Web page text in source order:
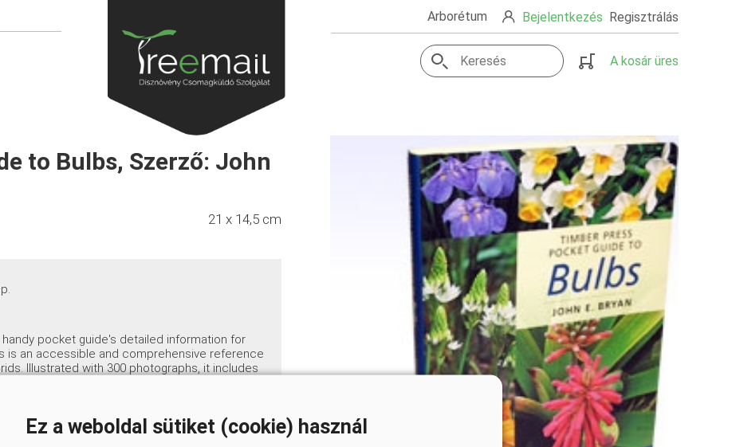
Arborétum Bejelentkezés Regisztrálás
A kosár üres
to Bulbs, Szerző: John
21 x 14,5 cm
pocket guide's detailed information for
is an accessible and comprehensive reference
Illustrated with 300 photographs, it includes
pests and diseases as well as lists of bulbs for
by the beauty of bulbs throughout the
their choices and select the best varieties for
Ez a weboldal sütiket (cookie) használ